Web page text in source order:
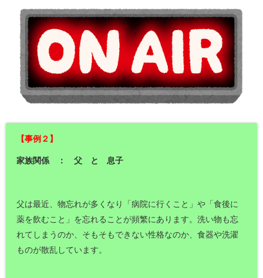
【事例２】
家族関係 ： 父 と 息子
父は最近、物忘れが多くなり「病院に行くこと」や「食後に
薬を飲むこと」を忘れることが頻繁にあります。洗い物も忘
れてしまうのか、そもそもできない性格なのか、食器や洗濯
ものが散乱しています。